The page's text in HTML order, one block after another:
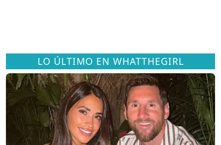
LO ÚLTIMO EN WHATTHEGIRL